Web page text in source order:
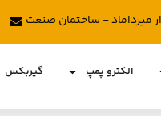
میرداماد - ساختمان صنعت
الکترو پمپ گیربکس